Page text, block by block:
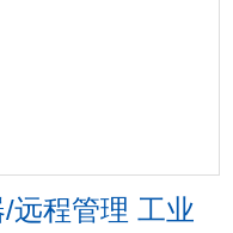
远程管理 工业